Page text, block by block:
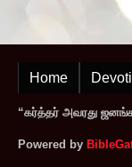
Home
“கர்த்தர் அவரது
Powered by